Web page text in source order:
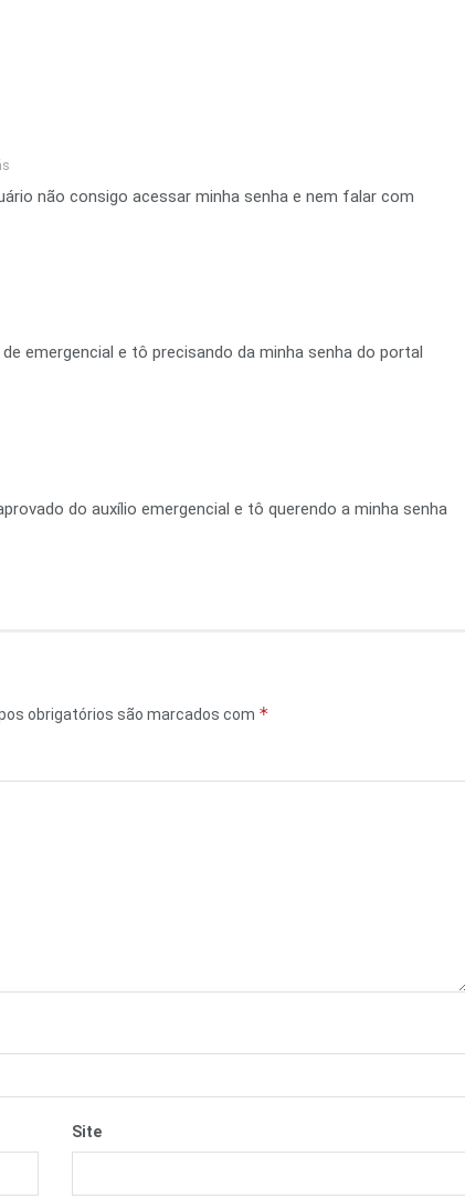
não consigo acessar minha senha e nem falar com
emergencial e tô precisando da minha senha do portal
do auxílio emergencial e tô querendo a minha senha
obrigatórios são marcados com *
Site